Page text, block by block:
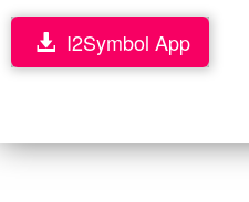
I2Symbol App